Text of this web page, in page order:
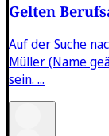
Gelten
Auf der Suche
Müller (Name
sein. ...